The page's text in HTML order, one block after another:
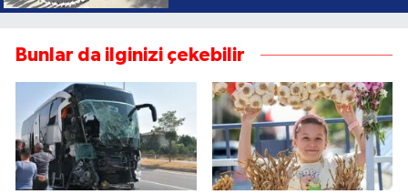
Bunlar da ilginizi çekebilir